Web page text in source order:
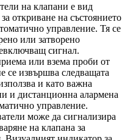
на клапани е вид
откриване на състоянието
управление. Тя се
или затворено
сигнал.
или взема проби от
се извършва следващата
и като важна
и дистанционна алармена
управление.
може да сигнализира
на клапана за